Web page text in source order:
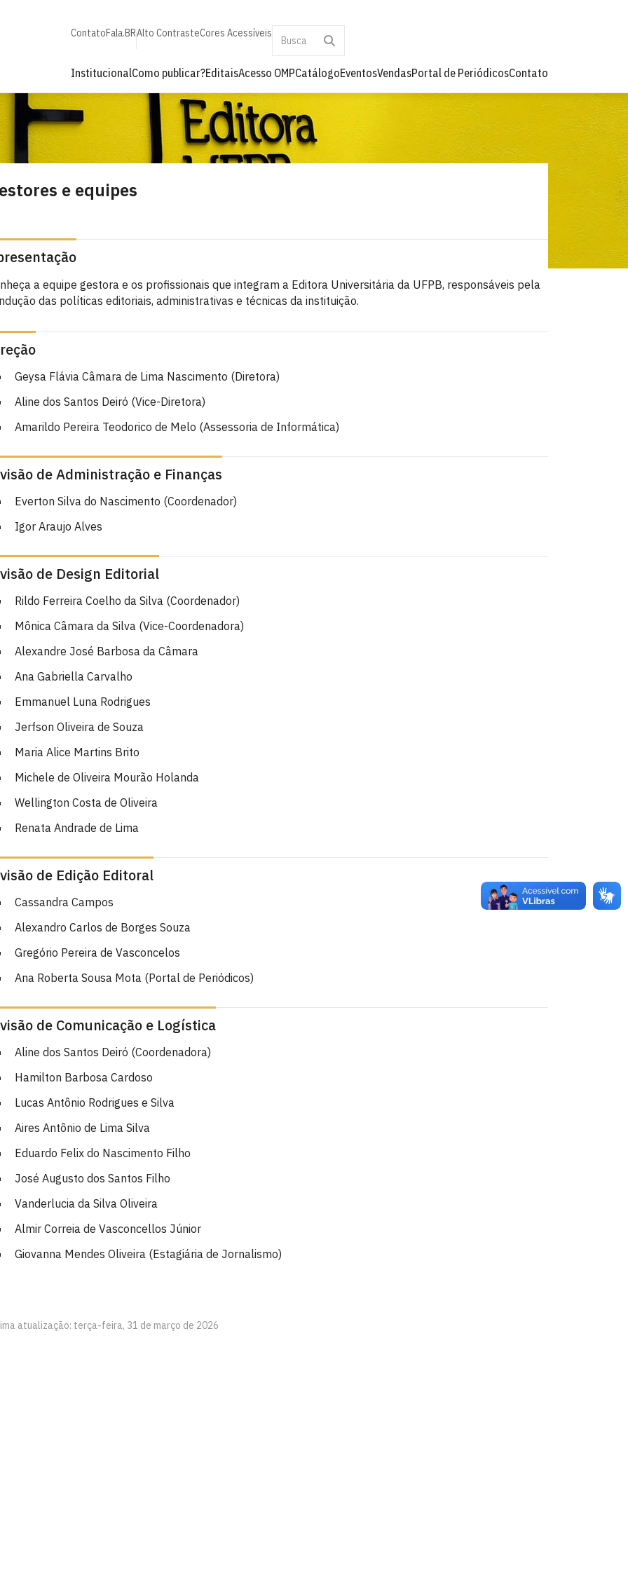
ContatoFala.BRAlto ContrasteCores Acessíveis
InstitucionalComo publicar?EditaisAcesso OMPCatálogoEventosVendasPortal de PeriódicosContato
e equipes
a equipe gestora e os profissionais que integram a Editora Universitária da UFPB, responsáveis pela
das políticas editoriais, administrativas e técnicas da instituição.
Geysa Flávia Câmara de Lima Nascimento (Diretora)
Aline dos Santos Deiró (Vice-Diretora)
Amarildo Pereira Teodorico de Melo (Assessoria de Informática)
de Administração e Finanças
Everton Silva do Nascimento (Coordenador)
Igor Araujo Alves
de Design Editorial
Rildo Ferreira Coelho da Silva (Coordenador)
Mônica Câmara da Silva (Vice-Coordenadora)
Alexandre José Barbosa da Câmara
Ana Gabriella Carvalho
Emmanuel Luna Rodrigues
Jerfson Oliveira de Souza
Maria Alice Martins Brito
Michele de Oliveira Mourão Holanda
Wellington Costa de Oliveira
Renata Andrade de Lima
de Edição Editoral
Cassandra Campos
Alexandro Carlos de Borges Souza
Gregório Pereira de Vasconcelos
Ana Roberta Sousa Mota (Portal de Periódicos)
de Comunicação e Logística
Aline dos Santos Deiró (Coordenadora)
Hamilton Barbosa Cardoso
Lucas Antônio Rodrigues e Silva
Aires Antônio de Lima Silva
Eduardo Felix do Nascimento Filho
José Augusto dos Santos Filho
Vanderlucia da Silva Oliveira
Almir Correia de Vasconcellos Júnior
Giovanna Mendes Oliveira (Estagiária de Jornalismo)
atualização: terça-feira, 31 de março de 2026